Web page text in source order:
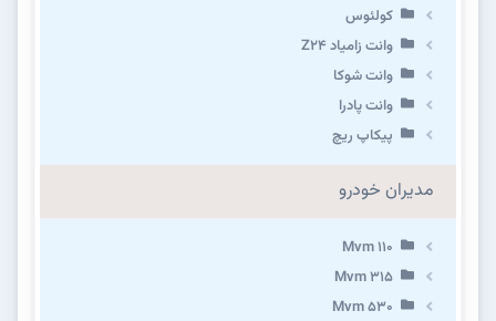
كولئوس
وانت زامیاد Z24
وانت شوکا
وانت پادرا
پیکاپ ریچ
مدیران خودرو
Mvm 110
Mvm 315
Mvm 530